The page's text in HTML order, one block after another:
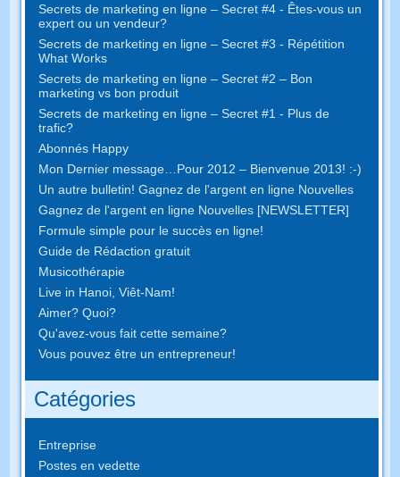
Secrets de marketing en ligne – Secret #4 - Êtes-vous un
expert ou un vendeur?
Secrets de marketing en ligne – Secret #3 - Répétition
What Works
Secrets de marketing en ligne – Secret #2 – Bon
marketing vs bon produit
Secrets de marketing en ligne – Secret #1 - Plus de
trafic?
Abonnés Happy
Mon Dernier message…Pour 2012 – Bienvenue 2013! :-)
Un autre bulletin! Gagnez de l'argent en ligne Nouvelles
Gagnez de l'argent en ligne Nouvelles [NEWSLETTER]
Formule simple pour le succès en ligne!
Guide de Rédaction gratuit
Musicothérapie
Live in Hanoi, Viêt-Nam!
Aimer? Quoi?
Qu'avez-vous fait cette semaine?
Vous pouvez être un entrepreneur!
Catégories
Entreprise
Postes en vedette